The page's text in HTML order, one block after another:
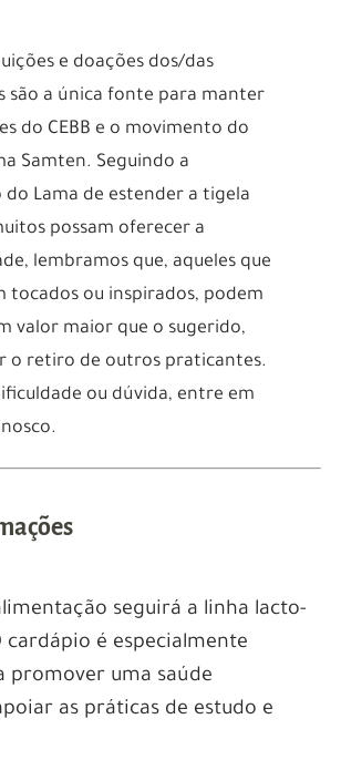
e doações dos/das
são a única fonte para manter
do CEBB e o movimento do
Samten. Seguindo a
Lama de estender a tigela
possam oferecer a
lembramos que, aqueles que
tocados ou inspirados, podem
valor maior que o sugerido,
o retiro de outros praticantes.
ou dúvida, entre em
seguirá a linha lacto-
cardápio é especialmente
promover uma saúde
as práticas de estudo e